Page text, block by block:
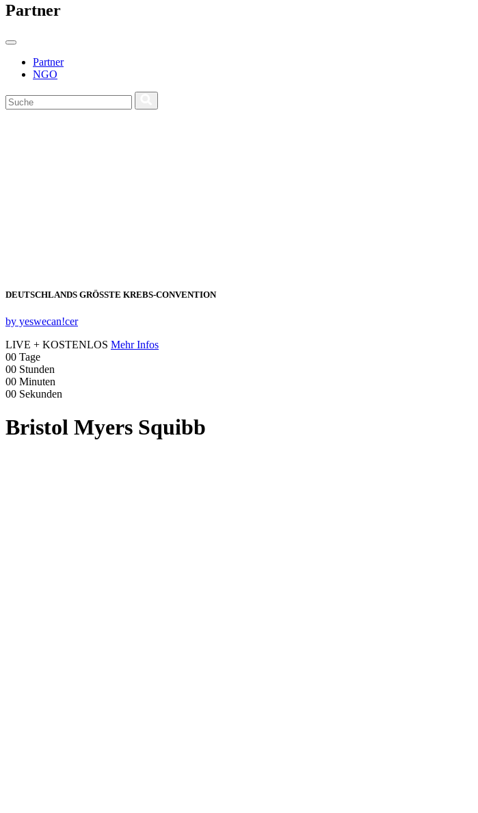
Partner
Partner
NGO
DEUTSCHLANDS GRÖSSTE KREBS‑CONVENTION
by yeswecan!cer
LIVE + KOSTENLOS Mehr Infos
00 Tage
00 Stunden
00 Minuten
00 Sekunden
Bristol Myers Squibb